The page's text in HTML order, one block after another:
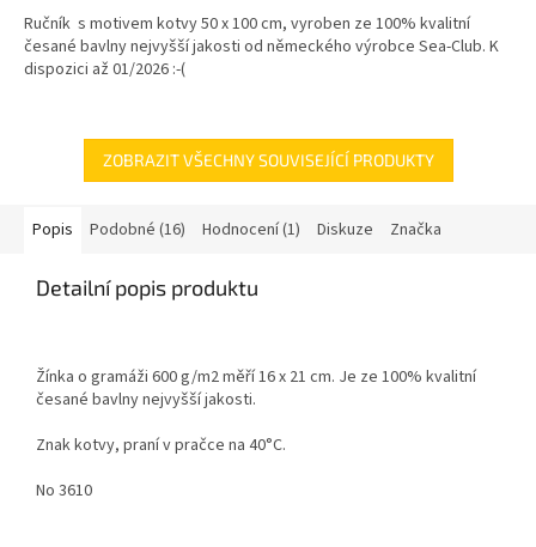
z
5
hvězdiček.
Ručník s motivem kotvy 50 x 100 cm, vyroben ze 100% kvalitní
česané bavlny nejvyšší jakosti od německého výrobce Sea-Club. K
dispozici až 01/2026 :-(
ZOBRAZIT VŠECHNY SOUVISEJÍCÍ PRODUKTY
Popis Podobné (16) Hodnocení (1) Diskuze Značka
Detailní popis produktu
Žínka o gramáži 600 g/m2 měří 16 x 21 cm. Je ze 100% kvalitní
česané bavlny nejvyšší jakosti.
Znak kotvy, praní v pračce na 40°C.
No 3610